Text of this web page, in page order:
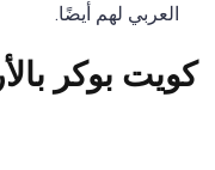
العربي لهم أيضًا.
كويت بوكر